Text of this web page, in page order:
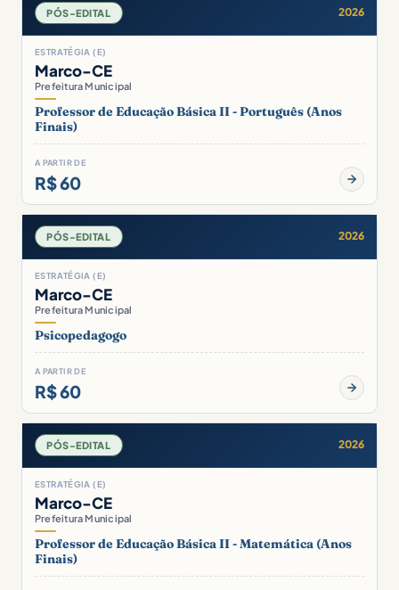
PÓS-EDITAL 2026
ESTRATÉGIA (E)
Marco-CE
Prefeitura Municipal
Professor de Educação Básica II - Português (Anos
Finais)
A PARTIR DE
R$ 60
PÓS-EDITAL 2026
ESTRATÉGIA (E)
Marco-CE
Prefeitura Municipal
Psicopedagogo
A PARTIR DE
R$ 60
PÓS-EDITAL 2026
ESTRATÉGIA (E)
Marco-CE
Prefeitura Municipal
Professor de Educação Básica II - Matemática (Anos
Finais)